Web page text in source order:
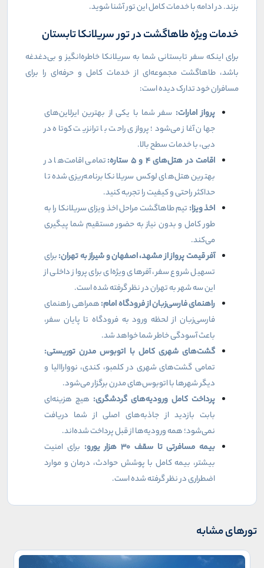
بزند. در ادامه با خدمات کامل این تور آشنا شوید.
خدمات ویژه طاهاگشت در تور سریلانکا تابستان
برای اینکه سفر تابستانی شما به سریلانکا خاطره‌انگیز و بی‌دغدغه
باشد، طاهاگشت مجموعه‌ای از خدمات کامل و حرفه‌ای را برای
مسافران خود تدارک دیده است:
پرواز امارات: سفر شما با یکی از بهترین ایرلاین‌های
جهان آغاز می‌شود؛ پروازی راحت با ترانزیت کوتاه در
دبی، با خدمات سطح بالا.
اقامت در هتل‌های۴ و۵ ستاره:تمامی اقامت‌ها در
بهترین هتل‌های لوکس سریلانکا برنامه‌ریزی شده تا
حداکثر راحتی و کیفیت را تجربه کنید.
اخذ ویزا: تیم طاهاگشت مراحل اخذ ویزای سریلانکا را به
طور کامل و بدون نیاز به حضور مستقیم شما پیگیری
می‌کند.
آفر قیمت پرواز از مشهد، اصفهان و شیراز به تهران:برای
تسهیل شروع سفر، آفرهای ویژه‌ای برای پرواز داخلی از
این سه شهر به تهران در نظر گرفته شده است.
راهنمای فارسی‌زبان از فرودگاه امام:همراهی راهنمای
فارسی‌زبان از لحظه ورود به فرودگاه تا پایان سفر،
باعث آسودگی خاطر شما خواهد شد.
گشت‌های شهری کامل با اتوبوس مدرن توریستی:
تمامی گشت‌های شهری در کلمبو، کندی، نوواراالیا و
دیگر شهرها با اتوبوس‌های مدرن برگزار می‌شود.
پرداخت کامل ورودیه‌های گردشگری: هیچ هزینه‌ای
بابت بازدید از جاذبه‌های اصلی از شما دریافت
نمی‌شود؛ همه ورودیه‌ها از قبل پرداخت شده‌اند.
بیمه مسافرتی تا سقف ۳۰ هزار یورو: برای امنیت
بیشتر، بیمه کامل با پوشش حوادث، درمان و موارد
اضطراری در نظر گرفته شده است.
تورهای مشابه